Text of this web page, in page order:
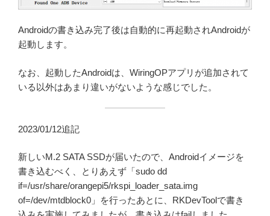
Androidの書き込み完了後は自動的に再起動されAndroidが
起動します。
なお、起動したAndroidは、WiringOPアプリが追加されて
いる以外はあまり違いがないような感じでした。
2023/01/12追記
新しいM.2 SATA SSDが届いたので、Androidイメージを
書き込むべく、とりあえず「sudo dd
if=/usr/share/orangepi5/rkspi_loader_sata.img
of=/dev/mtdblock0」を行ったあとに、RKDevToolで書き